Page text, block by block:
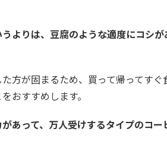
よりは、豆腐のような適度にコシ
方が固まるため、買って帰ってす
おすすめします。
あって、万人受けするタイプのコー